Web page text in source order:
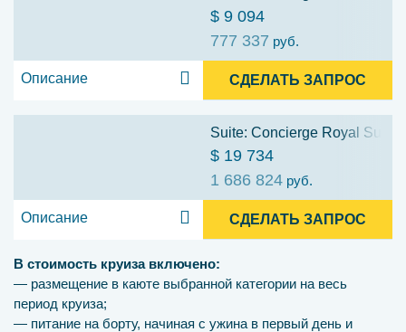
$ 9 094
777 337 руб.
Описание СДЕЛАТЬ ЗАПРОС
Suite: Concierge Royal Suite
$ 19 734
1 686 824 руб.
Описание СДЕЛАТЬ ЗАПРОС
В стоимость круиза включено:
— размещение в каюте выбранной категории на весь
период круиза;
— питание на борту, начиная с ужина в первый день и